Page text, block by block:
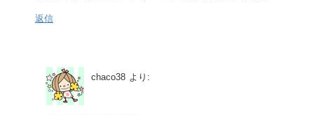
返信
chaco38 より: